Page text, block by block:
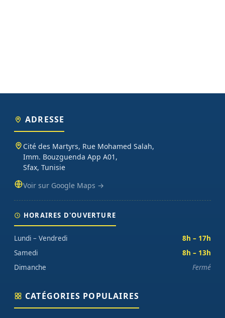
ADRESSE
Cité des Martyrs, Rue Mohamed Salah,
Imm. Bouzguenda App A01,
Sfax, Tunisie
Voir sur Google Maps →
HORAIRES D'OUVERTURE
Lundi – Vendredi
8h – 17h
Samedi
8h – 13h
Dimanche
Fermé
CATÉGORIES POPULAIRES